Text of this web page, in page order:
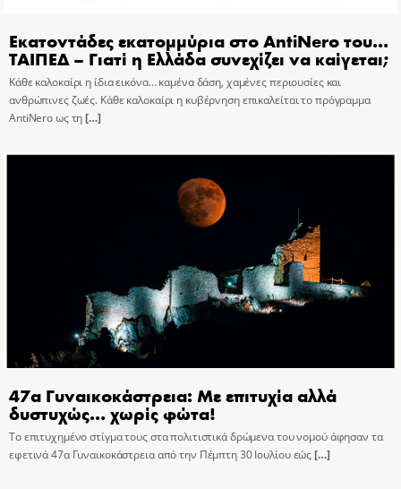
Εκατοντάδες εκατομμύρια στο AntiNero του…
ΤΑΙΠΕΔ – Γιατί η Ελλάδα συνεχίζει να καίγεται;
Κάθε καλοκαίρι η ίδια εικόνα… καμένα δάση, χαμένες περιουσίες και
ανθρώπινες ζωές. Κάθε καλοκαίρι η κυβέρνηση επικαλείται το πρόγραμμα
AntiNero ως τη[…]
47α Γυναικοκάστρεια: Με επιτυχία αλλά
δυστυχώς… χωρίς φώτα!
Το επιτυχημένο στίγμα τους στα πολιτιστικά δρώμενα του νομού άφησαν τα
εφετινά 47α Γυναικοκάστρεια από την Πέμπτη 30 Ιουλίου εώς[…]